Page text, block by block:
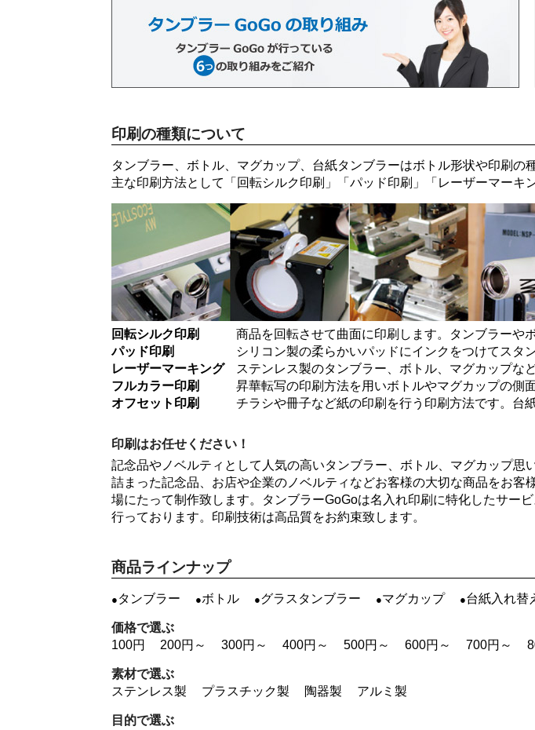
印刷の種類について
タンブラー、ボトル、マグカップ、台紙タンブラーはボトル形状や印刷の
主な印刷方法として「 回転シルク印刷 」「 パッド印刷 」「 レーザーマーキ
回転シルク印刷
商品を回転させて曲面に印刷します。タンブラーや
パッド印刷
シリコン製の柔らかいパッドにインクをつけてスタ
レーザーマーキング
ステンレス製のタンブラー、ボトル、マグカップな
フルカラー印刷
昇華転写の印刷方法を用いボトルやマグカップの側
オフセット印刷
チラシや冊子など紙の印刷を行う印刷方法です。台
印刷はお任せください！
記念品やノベルティとして人気の高いタンブラー、ボトル、マグカップ思
詰まった記念品、お店や企業のノベルティなどお客様の大切な商品をお客
場にたって制作致します。タンブラーGoGoは名入れ印刷に特化したサー
行っております。印刷技術は高品質をお約束致します。
商品ラインナップ
タンブラー ボトル グラスタンブラー マグカップ 台紙入れ替
価格で選ぶ
100円
200円～ 300円～ 400円～ 500円～ 600円～ 700円～
素材で選ぶ
ステンレス製
プラスチック製 陶器製 アルミ製
目的で選ぶ